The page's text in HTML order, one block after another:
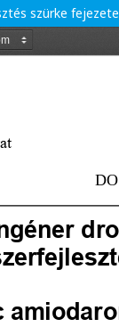
szürke fejezete